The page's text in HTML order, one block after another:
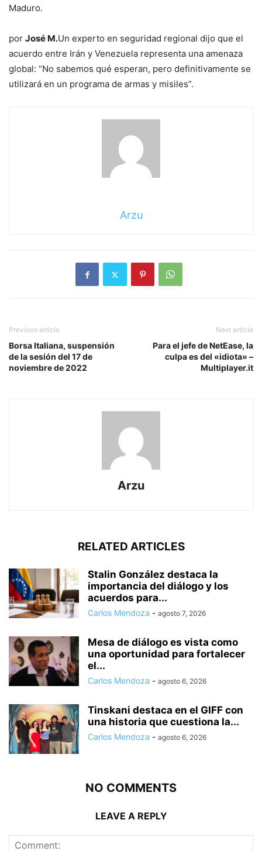
Maduro.
por José M.Un experto en seguridad regional dijo que el
acuerdo entre Irán y Venezuela representa una amenaza
global: “No sabemos qué esperan, pero definitivamente se
utilizará en un programa de armas y misiles”.
Arzu
Previous article
Borsa Italiana, suspensión
de la sesión del 17 de
noviembre de 2022
Next article
Para el jefe de NetEase, la
culpa es del «idiota» –
Multiplayer.it
Arzu
RELATED ARTICLES
Stalin González destaca la
importancia del diálogo y los
acuerdos para...
Carlos Mendoza - agosto 7, 2026
Mesa de diálogo es vista como
una oportunidad para fortalecer
el...
Carlos Mendoza - agosto 6, 2026
Tinskani destaca en el GIFF con
una historia que cuestiona la...
Carlos Mendoza - agosto 6, 2026
NO COMMENTS
LEAVE A REPLY